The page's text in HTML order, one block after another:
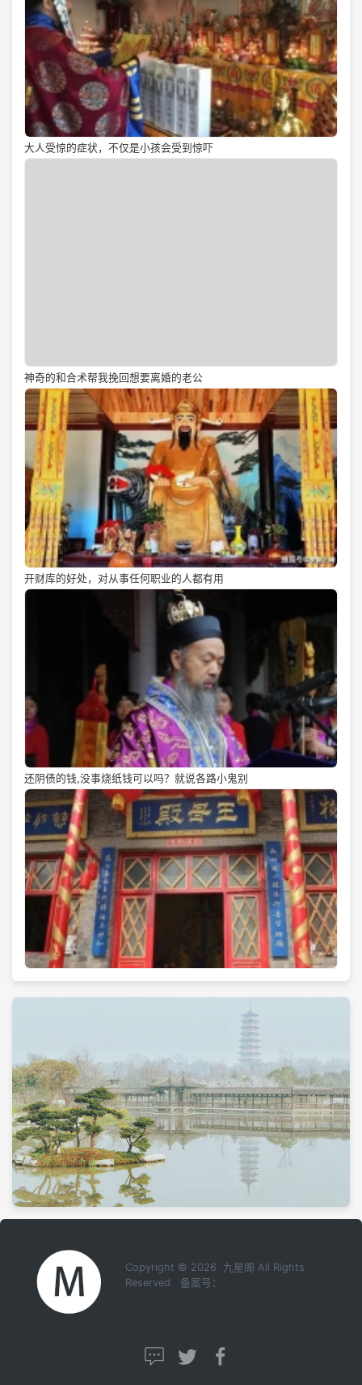
大人受惊的症状，不仅是小孩会受到惊吓
神奇的和合术帮我挽回想要离婚的老公
开财库的好处，对从事任何职业的人都有用
还阴债的钱,没事烧纸钱可以吗？就说各路小鬼别
Copyright © 2026 九星阁 All Rights
Reserved 备案号：